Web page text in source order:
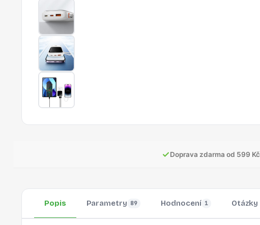
✓Doprava zdarma od 599 Kč
Popis Parametry 89 Hodnocení 1 Otázky